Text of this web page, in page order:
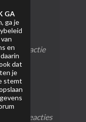
1 reactie
22:57
2023]
0 reacties
GA
ga je
en
dat
je
stemt